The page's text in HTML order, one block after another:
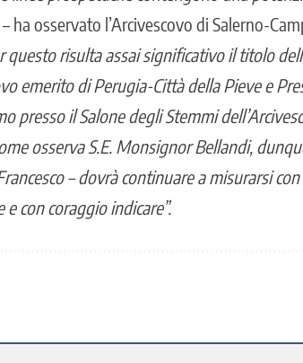
– ha osservato l’Arcivescovo di Salerno-
questo risulta assai significativo il titolo
emerito di Perugia-Città della Pieve e
presso il Salone degli Stemmi
osserva S.E. Monsignor Bellandi,
– dovrà continuare a misurarsi
con coraggio indicare”.